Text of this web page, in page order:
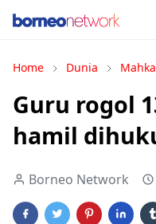
Home Dunia
Guru rogol
hamil
Borneo Network